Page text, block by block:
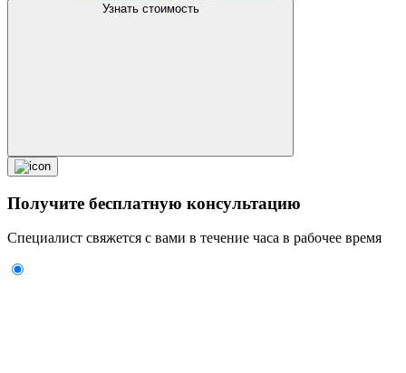
Узнать стоимость
Получите бесплатную консультацию
Специалист свяжется с вами в течение часа в рабочее время